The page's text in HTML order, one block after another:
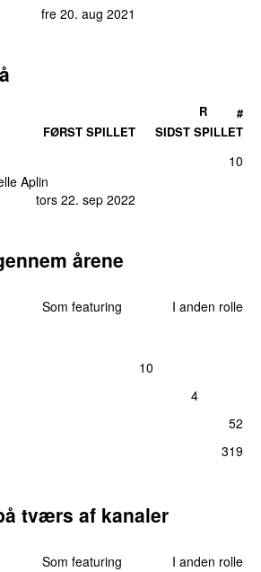
fre 20. aug 2021
FØRST SPILLET
SIDST SPILLET
R #
tors 22. sep 2022
10
Aplin
årene
Som featuring I anden rolle
10
4
52
319
tværs af kanaler
Som featuring I anden rolle